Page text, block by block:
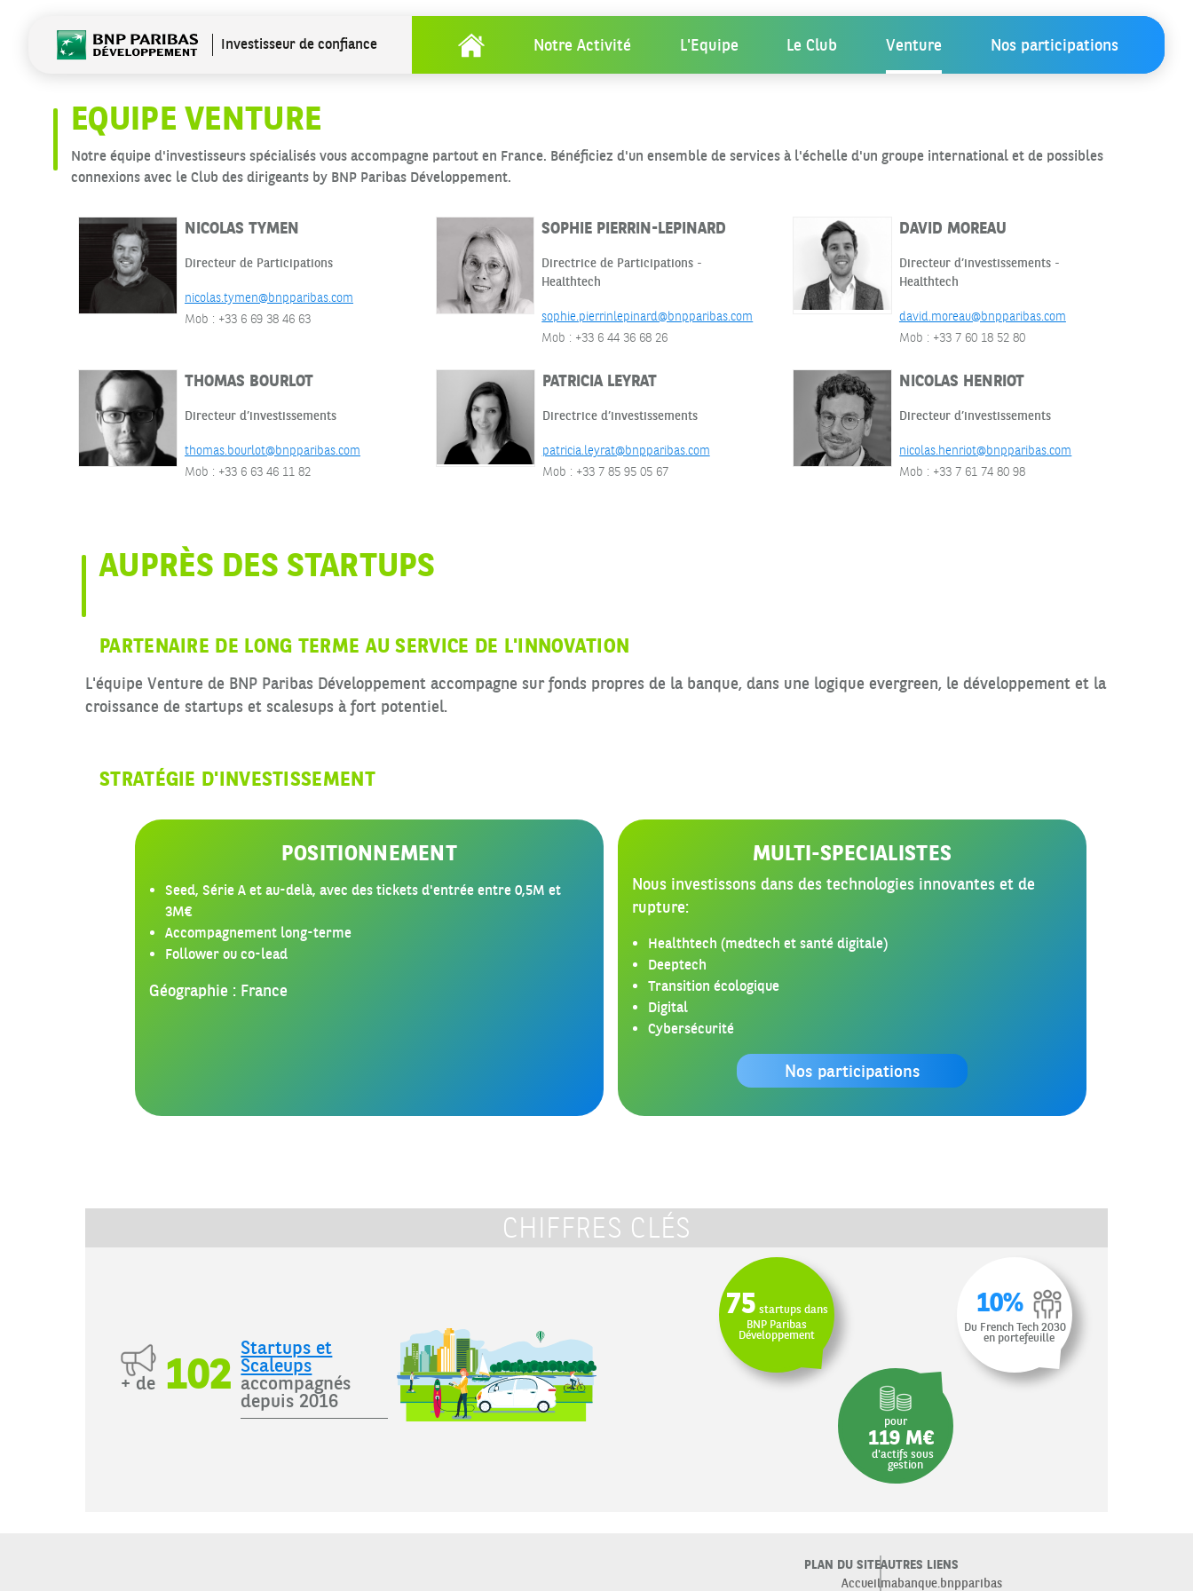
Investisseur de confiance
Accueil
Notre Activité L'Equipe Le Club Venture Nos participations
VENTURE
EQUIPE VENTURE
Notre équipe d'investisseurs spécialisés vous accompagne partout en France. Bénéficiez d'un ensemble de services à l'échelle d'un groupe international et de possibles
connexions avec le Club des dirigeants by BNP Paribas Développement.
NICOLAS TYMEN
Directeur de Participations
nicolas.tymen@bnpparibas.com
Mob : +33 6 69 38 46 63
SOPHIE PIERRIN-LEPINARD
Directrice de Participations -
Healthtech
sophie.pierrinlepinard@bnpparibas.com
Mob : +33 6 44 36 68 26
DAVID MOREAU
Directeur d’investissements -
Healthtech
david.moreau@bnpparibas.com
Mob : +33 7 60 18 52 80
THOMAS BOURLOT
Directeur d’investissements
thomas.bourlot@bnpparibas.com
Mob : +33 6 63 46 11 82
PATRICIA LEYRAT
Directrice d’investissements
patricia.leyrat@bnpparibas.com
Mob : +33 7 85 95 05 67
NICOLAS HENRIOT
Directeur d’investissements
nicolas.henriot@bnpparibas.com
Mob : +33 7 61 74 80 98
AUPRÈS DES STARTUPS
PARTENAIRE DE LONG TERME AU SERVICE DE L'INNOVATION
L'équipe Venture de BNP Paribas Développement accompagne sur fonds propres de la banque, dans une logique evergreen, le développement et la
croissance de startups et scalesups à fort potentiel.
STRATÉGIE D'INVESTISSEMENT
POSITIONNEMENT
Seed, Série A et au-delà, avec des tickets d'entrée entre 0,5M et
3M€
Accompagnement long-terme
Follower ou co-lead
Géographie : France
MULTI-SPECIALISTES
Nous investissons dans des technologies innovantes et de
rupture:
Healthtech (medtech et santé digitale)
Deeptech
Transition écologique
Digital
Cybersécurité
Nos participations
CHIFFRES CLÉS
102 Startups et
Scaleups
accompagnés
depuis 2016
75 startups dans
BNP Paribas
Développement
pour
119 M€
d'actifs sous
gestion
10%
Du French Tech 2030
en portefeuille
PLAN DU SITE
Accueil
AUTRES LIENS
mabanque.bnpparibas